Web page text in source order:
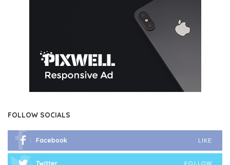
FOLLOW SOCIALS
Facebook LIKE
Twitter FOLLOW